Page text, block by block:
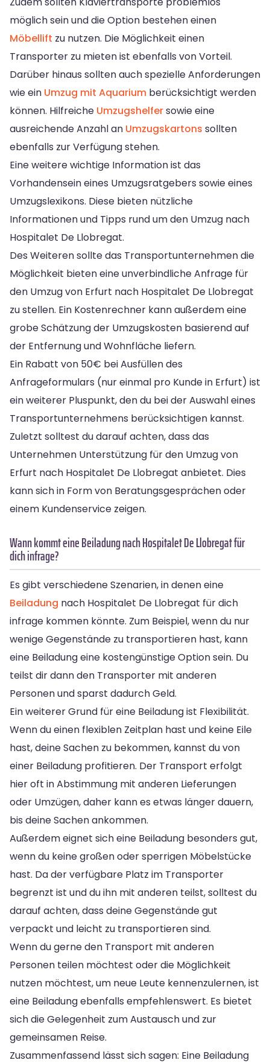
möglich sein und die Option bestehen einen
Möbellift zu nutzen. Die Möglichkeit einen
Transporter zu mieten ist ebenfalls von Vorteil.
Darüber hinaus sollten auch spezielle Anforderungen
wie ein Umzug mit Aquarium berücksichtigt werden
können. Hilfreiche Umzugshelfersowie eine
ausreichende Anzahl an Umzugskartons sollten
ebenfalls zur Verfügung stehen.
Eine weitere wichtige Information ist das
Vorhandensein eines Umzugsratgebers sowie eines
Umzugslexikons. Diese bieten nützliche
Informationen und Tipps rund um den Umzug nach
Hospitalet De Llobregat.
Des Weiteren sollte das Transportunternehmen die
Möglichkeit bieten eine unverbindliche Anfrage für
den Umzug von Erfurt nach Hospitalet De Llobregat
zu stellen. Ein Kostenrechner kann außerdem eine
grobe Schätzung der Umzugskosten basierend auf
der Entfernung und Wohnfläche liefern.
Ein Rabatt von 50€ bei Ausfüllen des
Anfrageformulars (nur einmal pro Kunde in Erfurt) ist
ein weiterer Pluspunkt, den du bei der Auswahl eines
Transportunternehmens berücksichtigen kannst.
Zuletzt solltest du darauf achten, dass das
Unternehmen Unterstützung für den Umzug von
Erfurt nach Hospitalet De Llobregat anbietet. Dies
kann sich in Form von Beratungsgesprächen oder
einem Kundenservice zeigen.
Wann kommt eine Beiladung nach Hospitalet De Llobregat für
dich infrage?
Es gibt verschiedene Szenarien, in denen eine
Beiladung nach Hospitalet De Llobregat für dich
infrage kommen könnte. Zum Beispiel, wenn du nur
wenige Gegenstände zu transportieren hast, kann
eine Beiladung eine kostengünstige Option sein. Du
teilst dir dann den Transporter mit anderen
Personen und sparst dadurch Geld.
Ein weiterer Grund für eine Beiladung ist Flexibilität.
Wenn du einen flexiblen Zeitplan hast und keine Eile
hast, deine Sachen zu bekommen, kannst du von
einer Beiladung profitieren. Der Transport erfolgt
hier oft in Abstimmung mit anderen Lieferungen
oder Umzügen, daher kann es etwas länger dauern,
bis deine Sachen ankommen.
Außerdem eignet sich eine Beiladung besonders gut,
wenn du keine großen oder sperrigen Möbelstücke
hast. Da der verfügbare Platz im Transporter
begrenzt ist und du ihn mit anderen teilst, solltest du
darauf achten, dass deine Gegenstände gut
verpackt und leicht zu transportieren sind.
Wenn du gerne den Transport mit anderen
Personen teilen möchtest oder die Möglichkeit
nutzen möchtest, um neue Leute kennenzulernen, ist
eine Beiladung ebenfalls empfehlenswert. Es bietet
sich die Gelegenheit zum Austausch und zur
gemeinsamen Reise.
Zusammenfassend lässt sich sagen: Eine Beiladung